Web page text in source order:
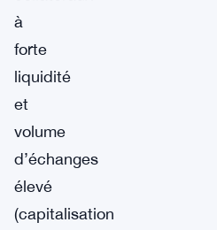
à
forte
liquidité
et
volume
d’échanges
élevé
(capitalisation